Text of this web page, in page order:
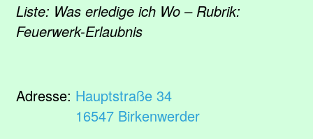
Liste: Was erledige ich Wo – Rubrik:
Feuerwerk-Erlaubnis
Adresse: Hauptstraße 34
16547 Birkenwerder